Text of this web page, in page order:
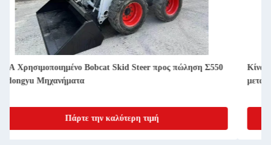
Κίνα Χρησιμοποιούμενη φορτιστή τροχών SDLG προς πώληση
μεταχειρισμένη LG956L Μηχανήματα Jindongyu
Πάρτε την καλύτερη τιμή